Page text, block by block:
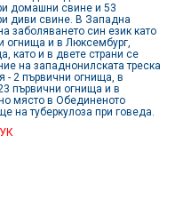
домашни свине и 53
диви свине. В Западна
заболяването син език като
огнища и в Люксембург,
като и в двете страни се
на западнонилската треска
- 2 първични огнища, в
първични огнища и в
място в Обединеното
на туберкулоза при говеда.